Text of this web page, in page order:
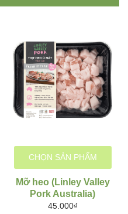
CHỌN SẢN PHẨM
Mỡ heo (Linley Valley
Pork Australia)
45.000₫